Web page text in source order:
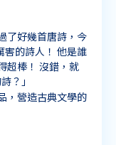
了好幾首唐詩，今
害的詩人！ 他是誰
超棒！ 沒錯，就
？」
，營造古典文學的